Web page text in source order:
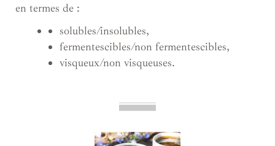
en termes de :
solubles/insolubles,
fermentescibles/non fermentescibles,
visqueux/non visqueuses.